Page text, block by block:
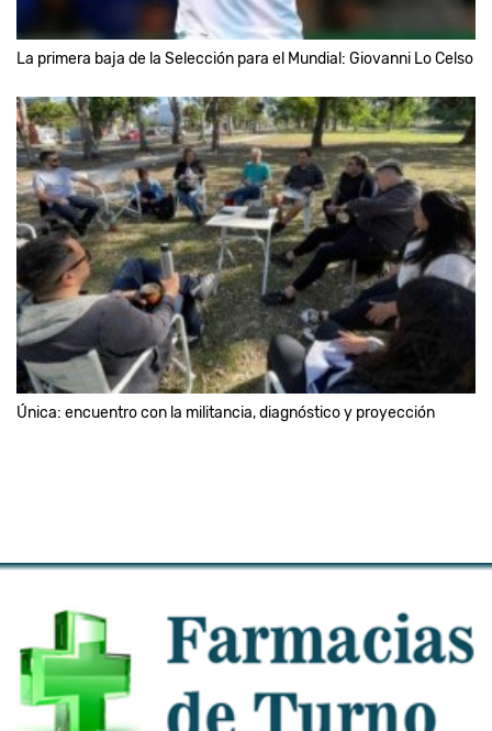
La primera baja de la Selección para el Mundial: Giovanni Lo Celso
Única: encuentro con la militancia, diagnóstico y proyección